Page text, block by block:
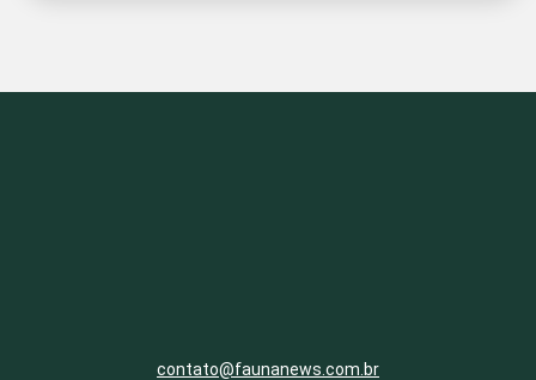
contato@faunanews.com.br